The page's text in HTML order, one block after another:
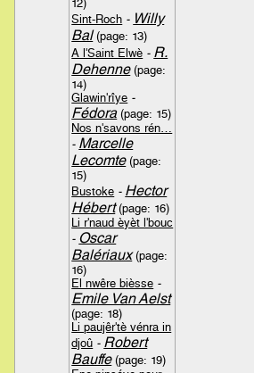
12)
Sint-Roch - Willy
Bal(page: 13)
A l'Saint Elwè - R.
Dehenne(page:
14)
Glawin'rîye -
Fédora(page: 15)
Nos n'savons rén…
- Marcelle
Lecomte(page:
15)
Bustoke - Hector
Hébert(page: 16)
Li r'naud èyèt l'bouc
- Oscar
Balériaux(page:
16)
El nwêre bièsse -
Emile Van Aelst
(page: 18)
Li paujêr'tè vénra in
djoû - Robert
Bauffe(page: 19)